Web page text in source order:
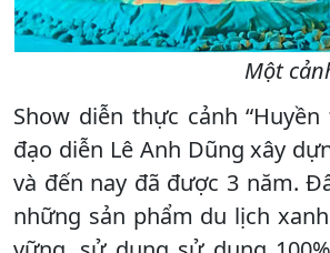
Một
Show diễn thực cảnh “Huyền
đạo diễn Lê Anh Dũng xây
và đến nay đã được 3 năm.
những sản phẩm du lịch